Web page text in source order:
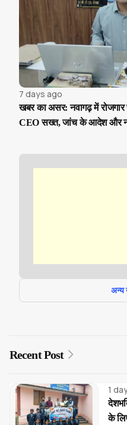
7 days ago
खबर का असर: नवागढ़ में
CEO सख्त, जांच के आदेश और
अन्य
Recent Post
1
के